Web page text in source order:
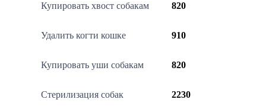
Купировать хвост собакам 820
Удалить когти кошке 910
Купировать уши собакам 820
Стерилизация собак 2230